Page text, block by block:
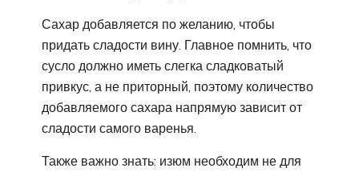
Сахар добавляется по желанию, чтобы
придать сладости вину. Главное помнить, что
сусло должно иметь слегка сладковатый
привкус, а не приторный, поэтому количество
добавляемого сахара напрямую зависит от
сладости самого варенья.
Также важно знать: изюм необходим не для